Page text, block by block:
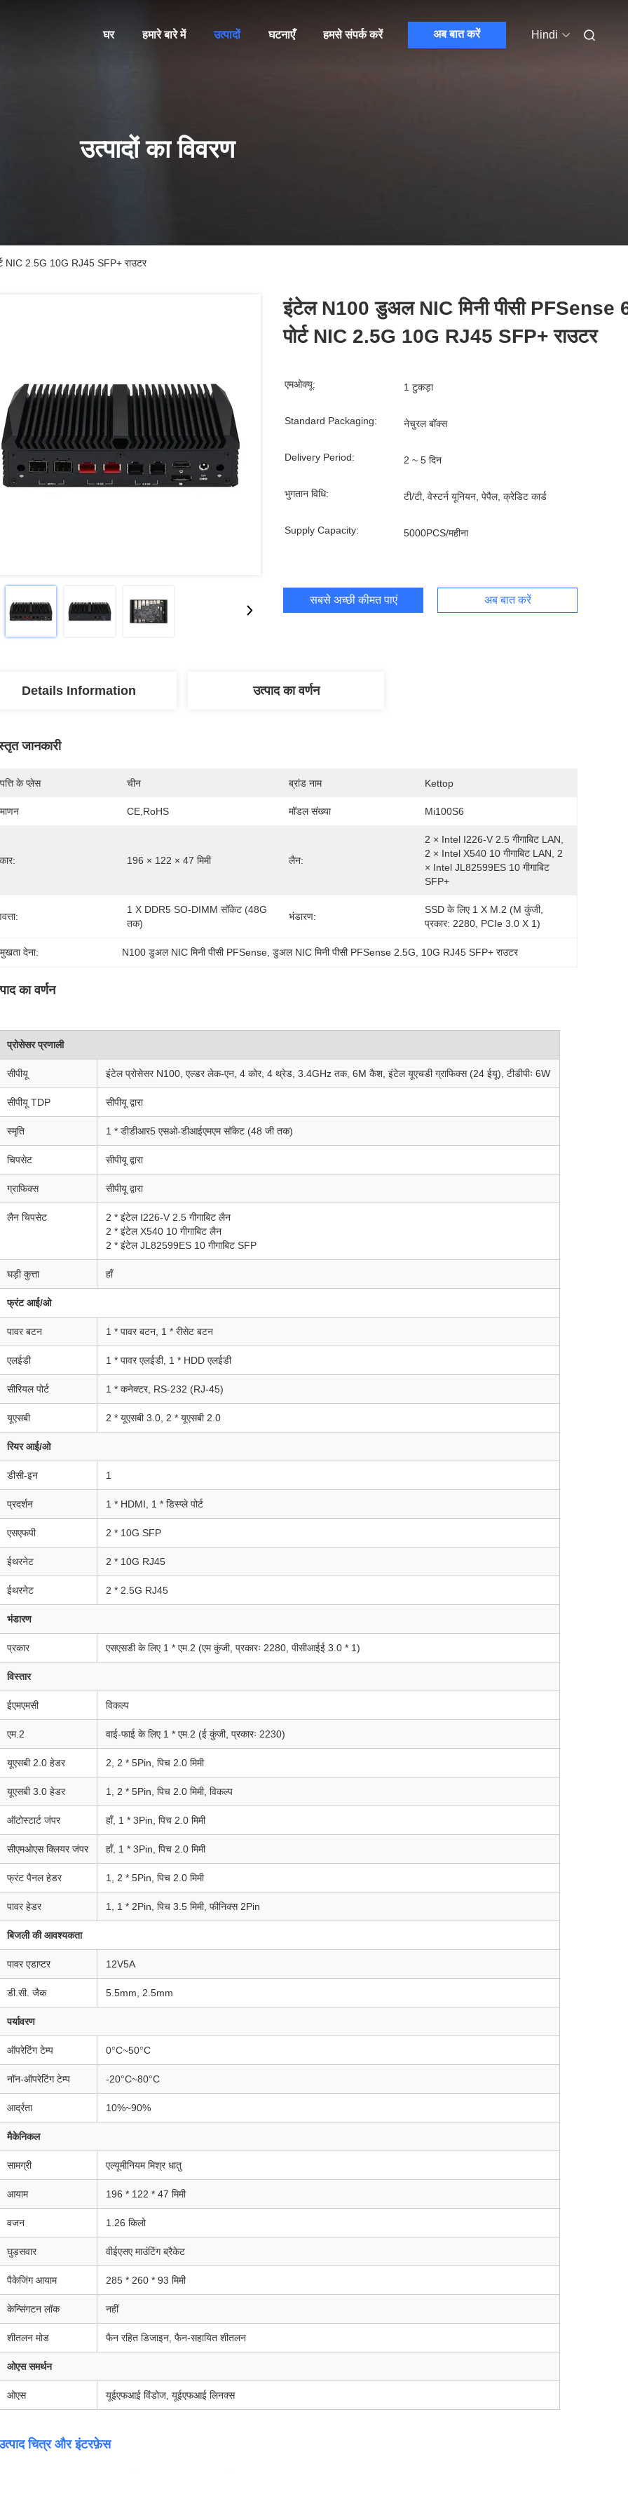
घर हमारे बारे में उत्पादों घटनाएँ हमसे संपर्क करें अब बात करें Hindi
उत्पादों का विवरण
NIC 2.5G 10G RJ45 SFP+ राउटर
इंटेल N100 डुअल NIC मिनी पीसी PFSense
पोर्ट NIC 2.5G 10G RJ45 SFP+ राउटर
एमओक्यू: 1 टुकड़ा
Standard Packaging: नेचुरल बॉक्स
Delivery Period: 2 ~ 5 दिन
भुगतान विधि: टी/टी, वेस्टर्न यूनियन, पेपैल, क्रेडिट कार्ड
Supply Capacity: 5000PCS/महीना
सबसे अच्छी कीमत पाएं अब बात करें
Details Information उत्पाद का वर्णन
जानकारी
के प्लेस चीन ब्रांड नाम Kettop
CE,RoHS मॉडल संख्या Mi100S6
196 × 122 × 47 मिमी लैन:
2 × Intel I226-V 2.5 गीगाबिट LAN,
2 × Intel X540 10 गीगाबिट LAN, 2
× Intel JL82599ES 10 गीगाबिट
SFP+
1 X DDR5 SO-DIMM सॉकेट (48G
तक)
भंडारण:
SSD के लिए 1 X M.2 (M कुंजी,
प्रकार: 2280, PCIe 3.0 X 1)
देना: N100 डुअल NIC मिनी पीसी PFSense , डुअल NIC मिनी पीसी PFSense 2.5G 10G RJ45 SFP+ राउटर
का वर्णन
प्रोसेसर प्रणाली
सीपीयू इंटेल प्रोसेसर N100, एल्डर लेक-एन, 4 कोर, 4 थ्रेड, 3.4GHz तक, 6M कैश, इंटेल यूएचडी ग्राफिक्स (24 ईयू), टीडीपीः 6W
सीपीयू TDP सीपीयू द्वारा
स्मृति 1 * डीडीआर5 एसओ-डीआईएमएम सॉकेट (48 जी तक)
चिपसेट सीपीयू द्वारा
ग्राफिक्स सीपीयू द्वारा
लैन चिपसेट
2 * इंटेल I226-V 2.5 गीगाबिट लैन
2 * इंटेल X540 10 गीगाबिट लैन
2 * इंटेल JL82599ES 10 गीगाबिट SFP
घड़ी कुत्ता हाँ
फ्रंट आई/ओ
पावर बटन 1 * पावर बटन, 1 * रीसेट बटन
एलईडी 1 * पावर एलईडी, 1 * HDD एलईडी
सीरियल पोर्ट 1 * कनेक्टर, RS-232 (RJ-45)
यूएसबी 2 * यूएसबी 3.0, 2 * यूएसबी 2.0
रियर आई/ओ
डीसी-इन 1
प्रदर्शन 1 * HDMI, 1 * डिस्प्ले पोर्ट
एसएफपी 2 * 10G SFP
ईथरनेट 2 * 10G RJ45
ईथरनेट 2 * 2.5G RJ45
भंडारण
प्रकार एसएसडी के लिए 1 * एम.2 (एम कुंजी, प्रकारः 2280, पीसीआईई 3.0 * 1)
विस्तार
ईएमएमसी विकल्प
एम.2 वाई-फाई के लिए 1 * एम.2 (ई कुंजी, प्रकारः 2230)
यूएसबी 2.0 हेडर 2, 2 * 5Pin, पिच 2.0 मिमी
यूएसबी 3.0 हेडर 1, 2 * 5Pin, पिच 2.0 मिमी, विकल्प
ऑटोस्टार्ट जंपर हाँ, 1 * 3Pin, पिच 2.0 मिमी
सीएमओएस क्लियर जंपर हाँ, 1 * 3Pin, पिच 2.0 मिमी
फ्रंट पैनल हेडर 1, 2 * 5Pin, पिच 2.0 मिमी
पावर हेडर 1, 1 * 2Pin, पिच 3.5 मिमी, फीनिक्स 2Pin
बिजली की आवश्यकता
पावर एडाप्टर 12V5A
डी.सी. जैक 5.5mm, 2.5mm
पर्यावरण
ऑपरेटिंग टेम्प 0°C~50°C
नॉन-ऑपरेटिंग टेम्प -20°C~80°C
आर्द्रता 10%~90%
मैकेनिकल
सामग्री एल्यूमीनियम मिश्र धातु
आयाम 196 * 122 * 47 मिमी
वजन 1.26 किलो
घुड़सवार वीईएसए माउंटिंग ब्रैकेट
पैकेजिंग आयाम 285 * 260 * 93 मिमी
केन्सिंगटन लॉक नहीं
शीतलन मोड फैन रहित डिजाइन, फैन-सहायित शीतलन
ओएस समर्थन
ओएस यूईएफआई विंडोज, यूईएफआई लिनक्स
चित्र और इंटरफ़ेस